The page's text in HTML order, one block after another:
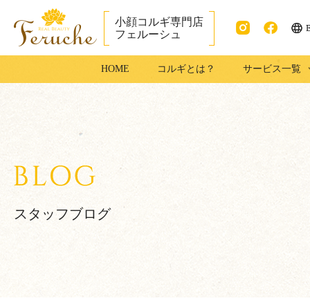
成田市で小顔コ
小顔コルギ専門店
フェルーシュ
ram
ook
HOME コルギとは？ サービス一覧
スタッフブログ